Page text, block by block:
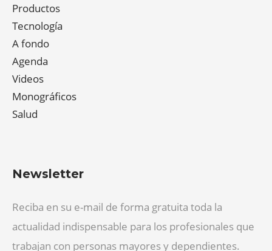
Productos
Tecnología
A fondo
Agenda
Videos
Monográficos
Salud
Newsletter
Reciba en su e-mail de forma gratuita toda la
actualidad indispensable para los profesionales que
trabajan con personas mayores y dependientes.